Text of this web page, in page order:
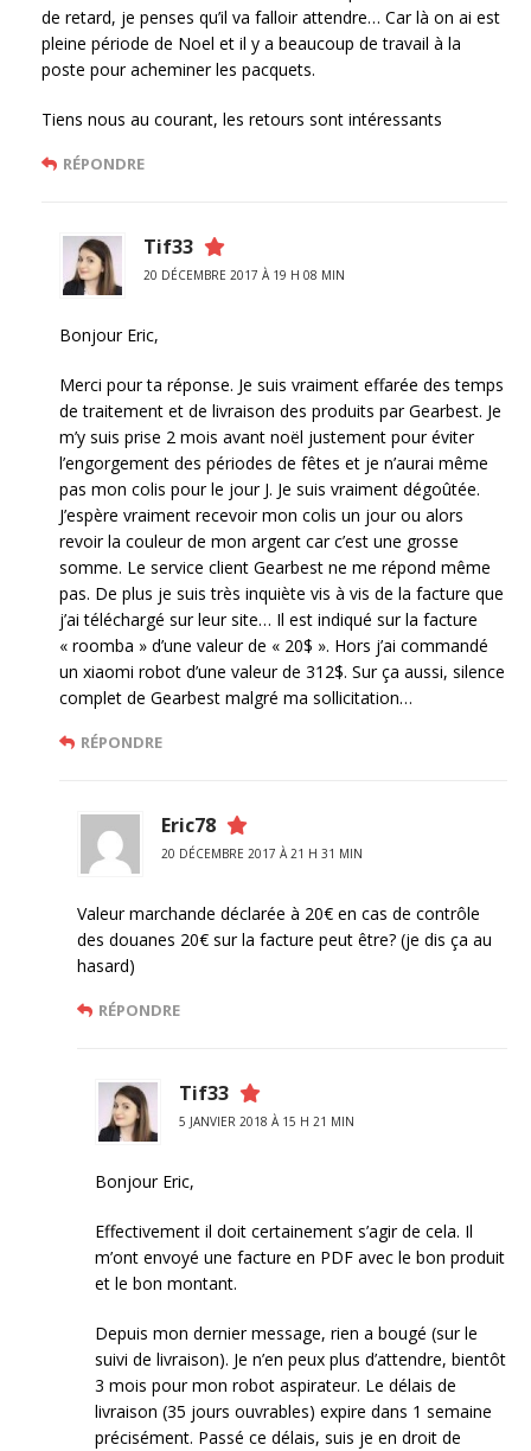
de retard, je penses qu’il va falloir attendre… Car là on ai est
pleine période de Noel et il y a beaucoup de travail à la
poste pour acheminer les pacquets.
Tiens nous au courant, les retours sont intéressants
RÉPONDRE
Tif33
20 DÉCEMBRE 2017 À 19 H 08 MIN
Bonjour Eric,
Merci pour ta réponse. Je suis vraiment effarée des temps
de traitement et de livraison des produits par Gearbest. Je
m’y suis prise 2 mois avant noël justement pour éviter
l’engorgement des périodes de fêtes et je n’aurai même
pas mon colis pour le jour J. Je suis vraiment dégoûtée.
J’espère vraiment recevoir mon colis un jour ou alors
revoir la couleur de mon argent car c’est une grosse
somme. Le service client Gearbest ne me répond même
pas. De plus je suis très inquiète vis à vis de la facture que
j’ai téléchargé sur leur site… Il est indiqué sur la facture
« roomba » d’une valeur de « 20$ ». Hors j’ai commandé
un xiaomi robot d’une valeur de 312$. Sur ça aussi, silence
complet de Gearbest malgré ma sollicitation…
RÉPONDRE
Eric78
20 DÉCEMBRE 2017 À 21 H 31 MIN
Valeur marchande déclarée à 20€ en cas de contrôle
des douanes 20€ sur la facture peut être? (je dis ça au
hasard)
RÉPONDRE
Tif33
5 JANVIER 2018 À 15 H 21 MIN
Bonjour Eric,
Effectivement il doit certainement s’agir de cela. Il
m’ont envoyé une facture en PDF avec le bon produit
et le bon montant.
Depuis mon dernier message, rien a bougé (sur le
suivi de livraison). Je n’en peux plus d’attendre, bientôt
3 mois pour mon robot aspirateur. Le délais de
livraison (35 jours ouvrables) expire dans 1 semaine
précisément. Passé ce délais, suis je en droit de